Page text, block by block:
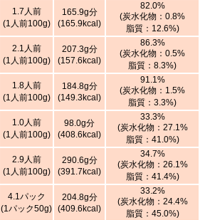
1.7人前
(1人前100g)
165.9g分
(165.9kcal)
82.0%
(炭水化物：0.8%
脂質：12.6%)
2.1人前
(1人前100g)
207.3g分
(157.6kcal)
86.3%
(炭水化物：0.5%
脂質：8.3%)
1.8人前
(1人前100g)
184.8g分
(149.3kcal)
91.1%
(炭水化物：1.5%
脂質：3.3%)
1.0人前
(1人前100g)
98.0g分
(408.6kcal)
33.3%
(炭水化物：27.1%
脂質：41.0%)
2.9人前
(1人前100g)
290.6g分
(391.7kcal)
34.7%
(炭水化物：26.1%
脂質：41.4%)
4.1パック
(1パック50g)
204.8g分
(409.6kcal)
33.2%
(炭水化物：24.4%
脂質：45.0%)